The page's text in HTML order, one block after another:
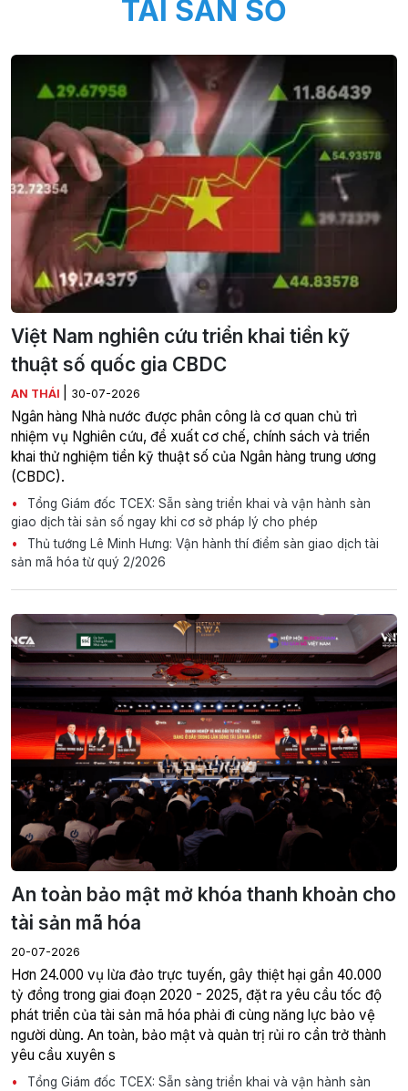
TÀI SẢN SỐ
Việt Nam nghiên cứu triển khai tiền kỹ
thuật số quốc gia CBDC
AN THÁI 30-07-2026
Ngân hàng Nhà nước được phân công là cơ quan chủ trì
nhiệm vụ Nghiên cứu, đề xuất cơ chế, chính sách và triển
khai thử nghiệm tiền kỹ thuật số của Ngân hàng trung ương
(CBDC).
Tổng Giám đốc TCEX: Sẵn sàng triển khai và vận hành sàn
giao dịch tài sản số ngay khi cơ sở pháp lý cho phép
Thủ tướng Lê Minh Hưng: Vận hành thí điểm sàn giao dịch tài
sản mã hóa từ quý 2/2026
20-07-2026
tỷ đồng trong giai đoạn 2020 - 2025, đặt ra yêu cầu tốc độ
phát triển của tài sản mã hóa phải đi cùng năng lực bảo vệ
người dùng. An toàn, bảo mật và quản trị rủi ro cần trở thành
yêu cầu xuyên s
Tổng Giám đốc TCEX: Sẵn sàng triển khai và vận hành sàn